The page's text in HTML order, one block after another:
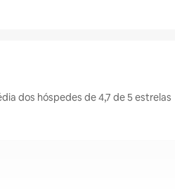
dos hóspedes de 4,7 de 5 estrelas